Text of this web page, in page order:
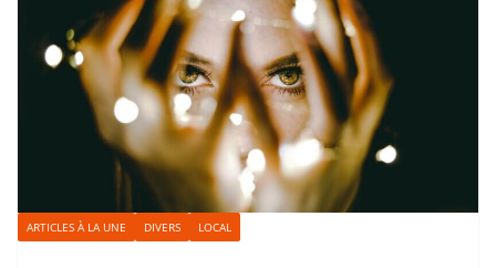
ARTICLES À LA UNE DIVERS LOCAL